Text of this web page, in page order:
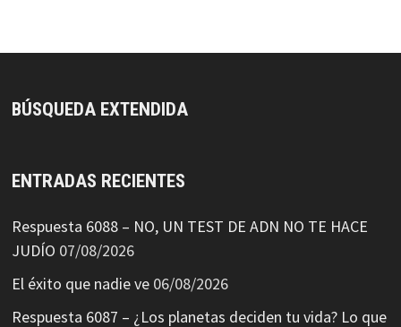
BÚSQUEDA EXTENDIDA
ENTRADAS RECIENTES
Respuesta 6088 – NO, UN TEST DE ADN NO TE HACE
JUDÍO 07/08/2026
El éxito que nadie ve 06/08/2026
Respuesta 6087 – ¿Los planetas deciden tu vida? Lo que